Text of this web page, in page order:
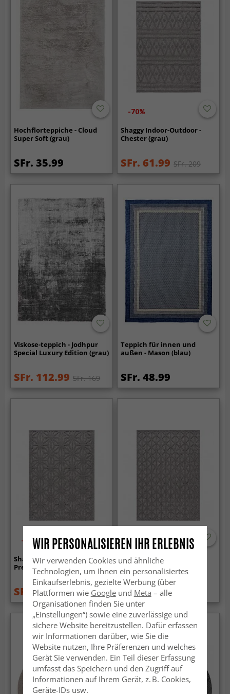
Hochflorteppiche - Cloud
Super Soft (grau)
SFr. 35.99
-70%
Shaggy Indoor-Outdoor -
Chester (grau)
SFr. 61.99 SFr. 209
Viskose-teppich - Jodhpur
Special Luxury Edition (grau)
SFr. 112.99 SFr. 169
Teppich für innen und
außen - Mason (blau)
SFr. 48.99
-70%
Shaggy Indoor-Outdoor -
Preston (grau)
SFr. 13.99 SFr. 44.99
-70%
Shaggy Indoor-Outdoor -
Aberdeen (grau)
SFr. 21.99
WIR PERSONALISIEREN IHR ERLEBNIS
Wir verwenden Cookies und ähnliche
Technologien, um Ihnen ein personalisiertes
Einkaufserlebnis, gezielte Werbung (über
Plattformen wie Googleund Meta – alle
Organisationen finden Sie unter
„Einstellungen“) sowie eine zuverlässige und
sichere Website bereitzustellen. Dafür erfassen
wir Informationen darüber, wie Sie die
Website nutzen, Ihre Präferenzen und welches
Gerät Sie verwenden. Ein Teil dieser Erfassung
umfasst das Speichern und den Zugriff auf
Informationen auf Ihrem Gerät, z. B. Cookies,
Geräte-IDs usw.